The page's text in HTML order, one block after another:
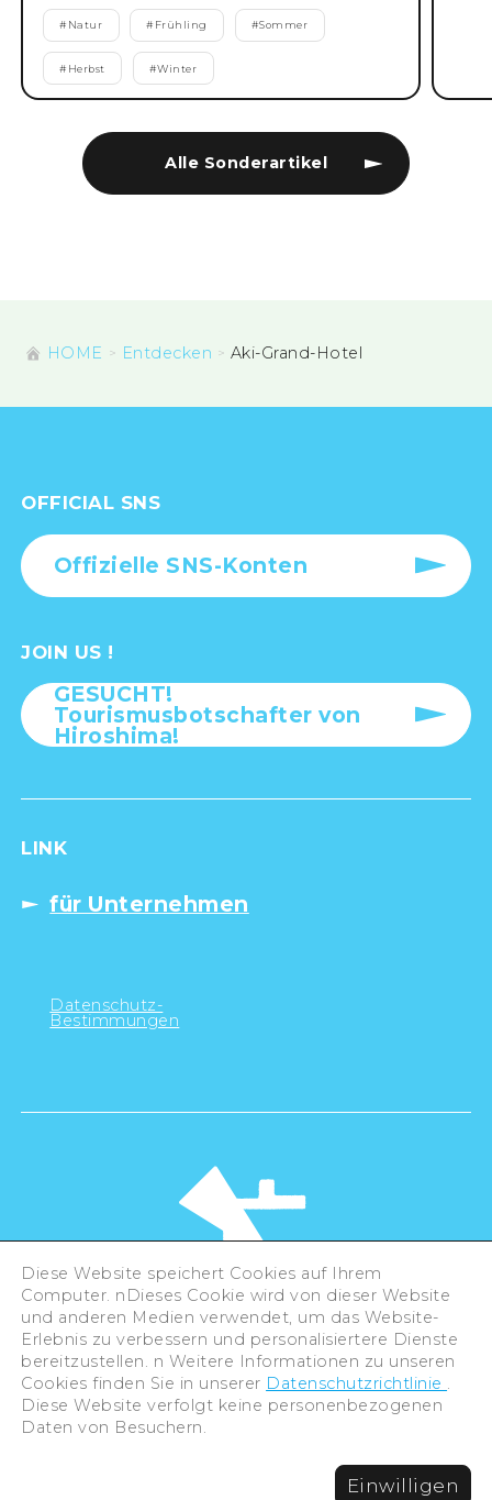
Alle Sonderartikel
# Natur # Frühling #Sommer
# Herbst #Winter
HOME Entdecken Aki-Grand-Hotel
OFFICIAL SNS
Offizielle SNS-Konten
JOIN US !
GESUCHT!
Tourismusbotschafter von
Hiroshima!
LINK
für Unternehmen
Datenschutz-
Bestimmungen
©Hiroshima Tourism Association /
Hiroshima Prefecture / Hiroshima City .
All rights reserved
Diese Website speichert Cookies auf Ihrem
Computer. nDieses Cookie wird von dieser Website
und anderen Medien verwendet, um das Website-
Erlebnis zu verbessern und personalisiertere Dienste
bereitzustellen. n Weitere Informationen zu unseren
Cookies finden Sie in unserer Datenschutzrichtlinie .
Diese Website verfolgt keine personenbezogenen
Daten von Besuchern.
Einwilligen